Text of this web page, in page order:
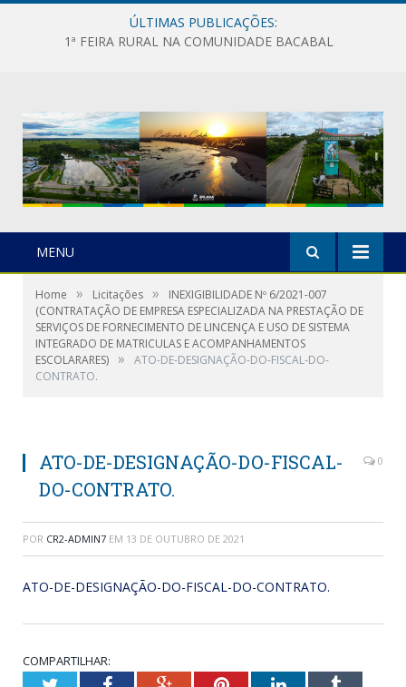
ÚLTIMAS PUBLICAÇÕES:
1ª FEIRA RURAL NA COMUNIDADE BACABAL
MENU
Home » Licitações »
INEXIGIBILIDADE Nº 6/2021-007
(CONTRATAÇÃO DE EMPRESA ESPECIALIZADA NA PRESTAÇÃO DE
SERVIÇOS DE FORNECIMENTO DE LINCENÇA E USO DE SISTEMA
INTEGRADO DE MATRICULAS E ACOMPANHAMENTOS
ESCOLARARES) »
ATO-DE-DESIGNAÇÃO-DO-FISCAL-DO-
CONTRATO.
ATO-DE-DESIGNAÇÃO-DO-FISCAL-
DO-CONTRATO.
0
POR CR2-ADMIN7 EM 13 DE OUTUBRO DE 2021
ATO-DE-DESIGNAÇÃO-DO-FISCAL-DO-CONTRATO.
COMPARTILHAR: